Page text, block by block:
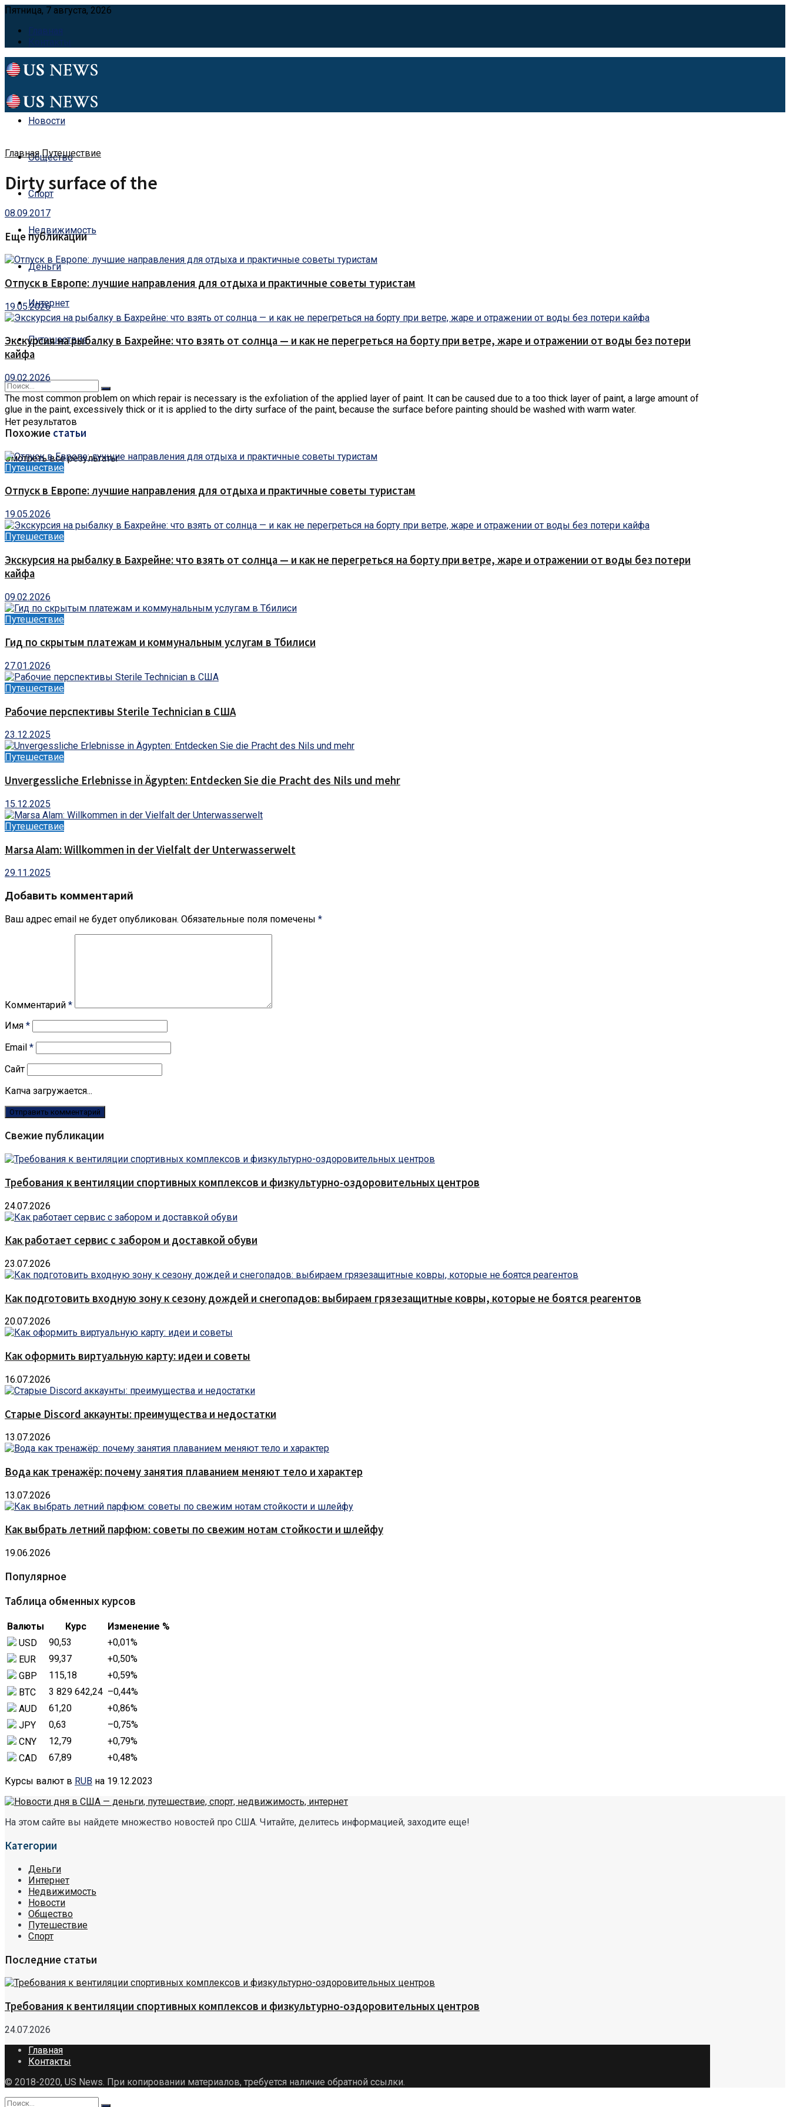
Пятница, 7 августа, 2026
Главная
Контакты
Новости
Общество
Спорт
Недвижимость
Деньги
Интернет
Путешествие
Нет результатов
Смотреть все результаты
Главная Путешествие
Dirty surface of the
08.09.2017
Еще публикации
Отпуск в Европе: лучшие направления для отдыха и практичные советы туристам
19.05.2026
Экскурсия на рыбалку в Бахрейне: что взять от солнца — и как не перегреться на борту при ветре, жаре и отражении от воды без потери
кайфа
09.02.2026
The most common problem on which repair is necessary is the exfoliation of the applied layer of paint. It can be caused due to a too thick layer of paint, a large amount of
glue in the paint, excessively thick or it is applied to the dirty surface of the paint, because the surface before painting should be washed with warm water.
Похожие статьи
Путешествие
Отпуск в Европе: лучшие направления для отдыха и практичные советы туристам
19.05.2026
Путешествие
Экскурсия на рыбалку в Бахрейне: что взять от солнца — и как не перегреться на борту при ветре, жаре и отражении от воды без потери
кайфа
09.02.2026
Путешествие
Гид по скрытым платежам и коммунальным услугам в Тбилиси
27.01.2026
Путешествие
Рабочие перспективы Sterile Technician в США
23.12.2025
Путешествие
Unvergessliche Erlebnisse in Ägypten: Entdecken Sie die Pracht des Nils und mehr
15.12.2025
Путешествие
Marsa Alam: Willkommen in der Vielfalt der Unterwasserwelt
29.11.2025
Добавить комментарий
Ваш адрес email не будет опубликован. Обязательные поля помечены *
Комментарий *
Имя *
Email *
Сайт
Капча загружается...
Свежие публикации
Требования к вентиляции спортивных комплексов и физкультурно-оздоровительных центров
24.07.2026
Как работает сервис с забором и доставкой обуви
23.07.2026
Как подготовить входную зону к сезону дождей и снегопадов: выбираем грязезащитные ковры, которые не боятся реагентов
20.07.2026
Как оформить виртуальную карту: идеи и советы
16.07.2026
Старые Discord аккаунты: преимущества и недостатки
13.07.2026
Вода как тренажёр: почему занятия плаванием меняют тело и характер
13.07.2026
Как выбрать летний парфюм: советы по свежим нотам стойкости и шлейфу
19.06.2026
Популярное
Таблица обменных курсов
Валюты Курс
Изменение %
USD
90,53 +0,01%
EUR
99,37 +0,50%
GBP
115,18 +0,59%
BTC
3 829 642,24 –0,44%
AUD
61,20 +0,86%
JPY
0,63 –0,75%
CNY
12,79 +0,79%
CAD
67,89 +0,48%
Курсы валют в RUB на 19.12.2023
На этом сайте вы найдете множество новостей про США. Читайте, делитесь информацией, заходите еще!
Категории
Деньги
Интернет
Недвижимость
Новости
Общество
Путешествие
Спорт
Последние статьи
Требования к вентиляции спортивных комплексов и физкультурно-оздоровительных центров
24.07.2026
Главная
Контакты
© 2018-2020, US News. При копировании материалов, требуется наличие обратной ссылки.